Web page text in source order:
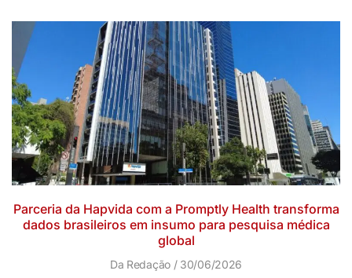
Parceria da Hapvida com a Promptly Health transforma
dados brasileiros em insumo para pesquisa médica
global
Da Redação 30/06/2026